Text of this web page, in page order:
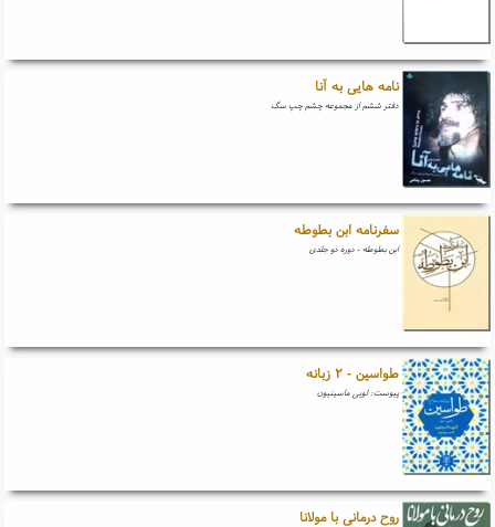
نامه هایی به آنا
دفتر ششم از مجموعه چشم چپ سگ
سفرنامه ابن بطوطه
ابن بطوطه - دوره دو جلدی
طواسین - ۲ زبانه
پیوست: لویی ماسینیون
روح درمانی با مولانا